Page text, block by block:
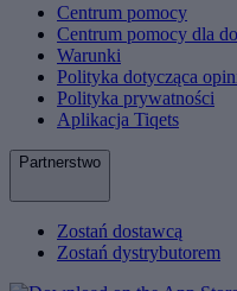
Centrum pomocy
Centrum pomocy dla
Warunki
Polityka dotycząca
Polityka prywatności
Aplikacja Tiqets
Partnerstwo
Zostań dostawcą
Zostań dystrybutorem